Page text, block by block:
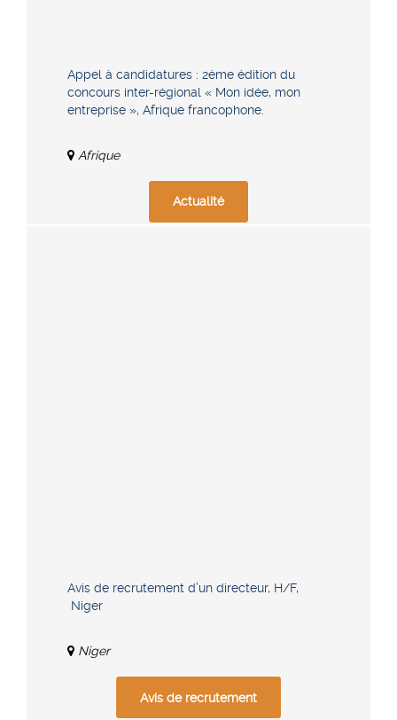
Appel à candidatures : 2ème édition du
concours inter-régional « Mon idée, mon
entreprise », Afrique francophone.
Afrique
Actualité
Avis de recrutement d’un directeur, H/F,
Niger
Niger
Avis de recrutement